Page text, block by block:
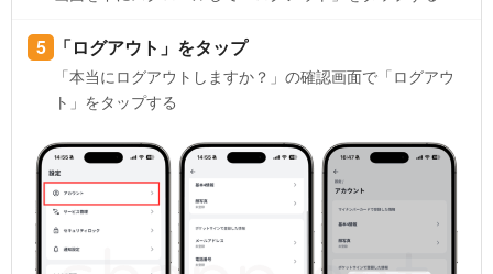
「ログアウト」をタップ
「本当にログアウトしますか？」の確認画面で「ログアウ
ト」をタップする